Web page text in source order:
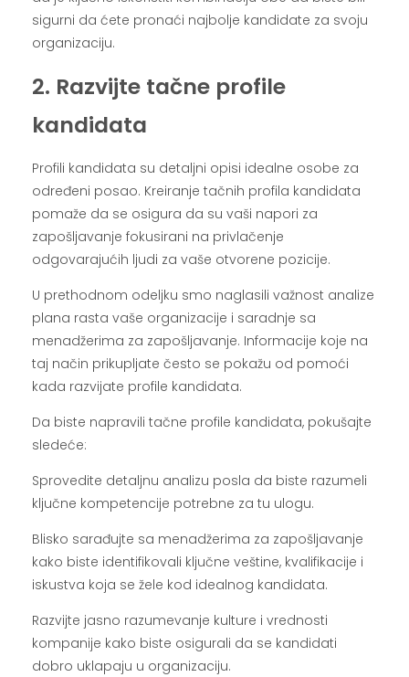
sigurni da ćete pronaći najbolje kandidate za svoju
organizaciju.
2. Razvijte tačne profile
kandidata
Profili kandidata su detaljni opisi idealne osobe za
određeni posao. Kreiranje tačnih profila kandidata
pomaže da se osigura da su vaši napori za
zapošljavanje fokusirani na privlačenje
odgovarajućih ljudi za vaše otvorene pozicije.
U prethodnom odeljku smo naglasili važnost analize
plana rasta vaše organizacije i saradnje sa
menadžerima za zapošljavanje. Informacije koje na
taj način prikupljate često se pokažu od pomoći
kada razvijate profile kandidata.
Da biste napravili tačne profile kandidata, pokušajte
sledeće:
Sprovedite detaljnu analizu posla da biste razumeli
ključne kompetencije potrebne za tu ulogu.
Blisko sarađujte sa menadžerima za zapošljavanje
kako biste identifikovali ključne veštine, kvalifikacije i
iskustva koja se žele kod idealnog kandidata.
Razvijte jasno razumevanje kulture i vrednosti
kompanije kako biste osigurali da se kandidati
dobro uklapaju u organizaciju.